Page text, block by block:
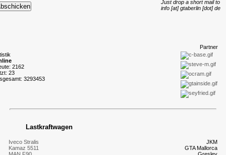
2162
23
3293453
Just drop a short mail to
info [at] gtaberlin [dot] de
Partner
Lastkraftwagen
JKM
Iveco Stralis
GTA Mallorca
Kamaz 5511